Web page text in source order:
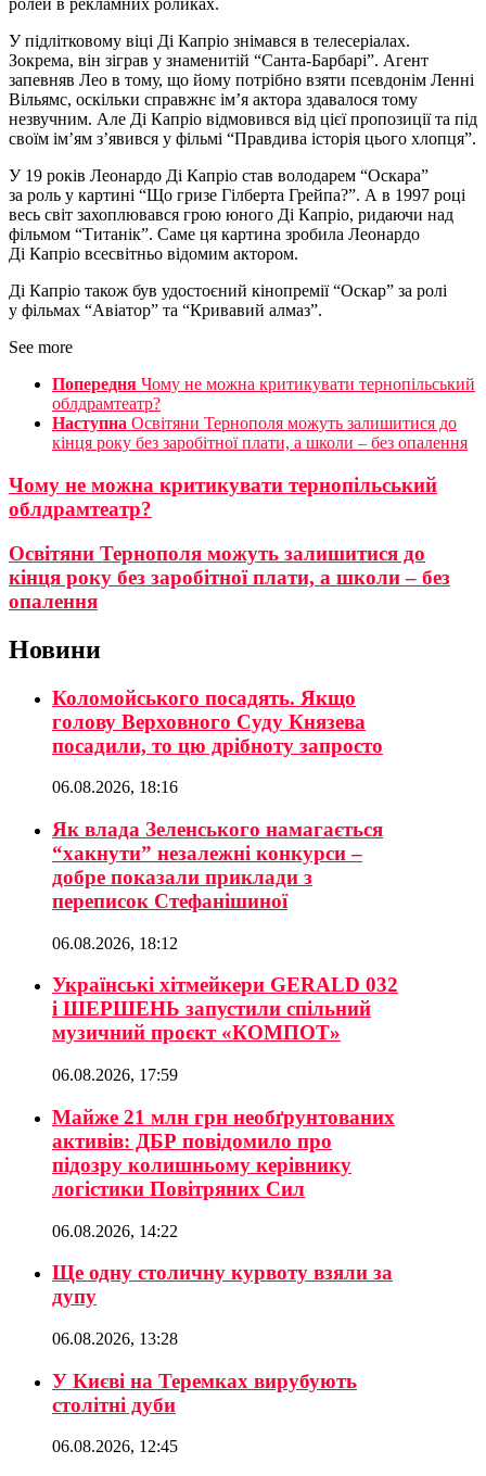
ролей в рекламних роликах.
У підлітковому віці Ді Капріо знімався в телесеріалах.
Зокрема, він зіграв у знаменитій “Санта-Барбарі”. Агент
запевняв Лео в тому, що йому потрібно взяти псевдонім Ленні
Вільямс, оскільки справжнє ім’я актора здавалося тому
незвучним. Але Ді Капріо відмовився від цієї пропозиції та під
своїм ім’ям з’явився у фільмі “Правдива історія цього хлопця”.
У 19 років Леонардо Ді Капріо став володарем “Оскара”
за роль у картині “Що гризе Гілберта Грейпа?”. А в 1997 році
весь світ захоплювався грою юного Ді Капріо, ридаючи над
фільмом “Титанік”. Саме ця картина зробила Леонардо
Ді Капріо всесвітньо відомим актором.
Ді Капріо також був удостоєний кінопремії “Оскар” за ролі
у фільмах “Авіатор” та “Кривавий алмаз”.
See more
Попередня Чому не можна критикувати тернопільський
облдрамтеатр?
Наступна Освітяни Тернополя можуть залишитися до
кінця року без заробітної плати, а школи – без опалення
Чому не можна критикувати тернопільський
облдрамтеатр?
Освітяни Тернополя можуть залишитися до
кінця року без заробітної плати, а школи – без
опалення
Новини
Коломойського посадять. Якщо
голову Верховного Суду Князева
посадили, то цю дрібноту запросто
06.08.2026, 18:16
Як влада Зеленського намагається
“хакнути” незалежні конкурси –
добре показали приклади з
переписок Стефанішиної
06.08.2026, 18:12
Українські хітмейкери GERALD 032
і ШЕРШЕНЬ запустили спільний
музичний проєкт «КОМПОТ»
06.08.2026, 17:59
Майже 21 млн грн необґрунтованих
активів: ДБР повідомило про
підозру колишньому керівнику
логістики Повітряних Сил
06.08.2026, 14:22
Ще одну столичну курвоту взяли за
дупу
06.08.2026, 13:28
У Києві на Теремках вирубують
столітні дуби
06.08.2026, 12:45